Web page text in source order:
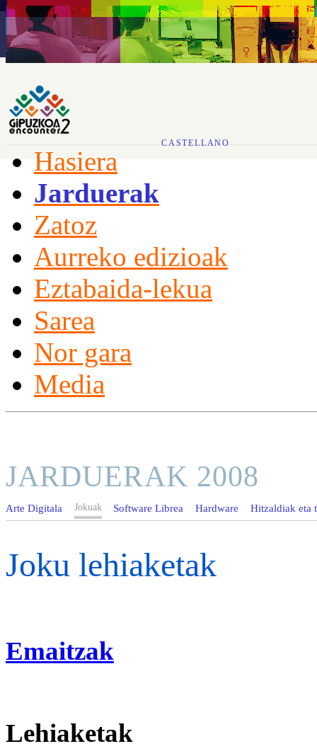
CASTELLANO
Hasiera
Jarduerak
Zatoz
Aurreko edizioak
Eztabaida-lekua
Sarea
Nor gara
Media
JARDUERAK 2008
Arte Digitala Jokuak Software Librea Hardware Hitzaldiak eta
Joku lehiaketak
Emaitzak
Lehiaketak